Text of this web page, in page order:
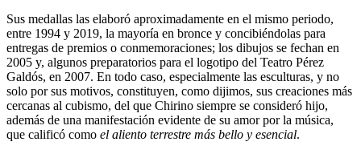
Sus medallas las elaboró aproximadamente en el mismo periodo,
entre 1994 y 2019, la mayoría en bronce y concibiéndolas para
entregas de premios o conmemoraciones; los dibujos se fechan en
2005 y, algunos preparatorios para el logotipo del Teatro Pérez
Galdós, en 2007. En todo caso, especialmente las esculturas, y no
solo por sus motivos, constituyen, como dijimos, sus creaciones más
cercanas al cubismo, del que Chirino siempre se consideró hijo,
además de una manifestación evidente de su amor por la música,
que calificó como el aliento terrestre más bello y esencial.